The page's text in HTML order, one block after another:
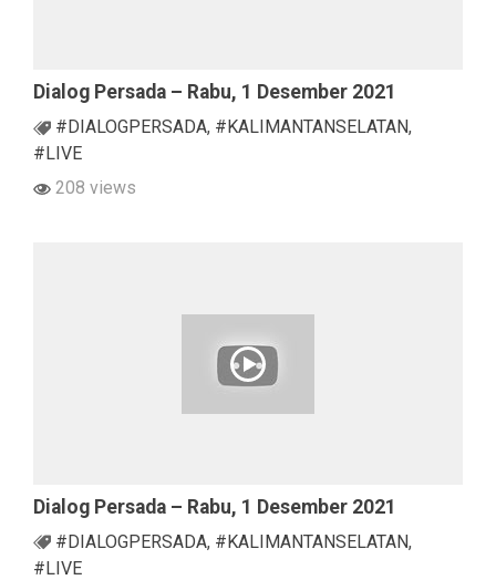
Dialog Persada – Rabu, 1 Desember 2021
#DIALOGPERSADA, #KALIMANTANSELATAN,
#LIVE
208 views
Dialog Persada – Rabu, 1 Desember 2021
#DIALOGPERSADA, #KALIMANTANSELATAN,
#LIVE